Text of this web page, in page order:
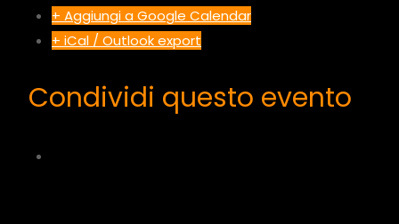
+ Aggiungi a Google Calendar
+ iCal / Outlook export
Condividi questo evento